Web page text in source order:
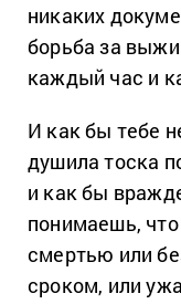
никаких
борьба за
каждый час и
И как бы тебе
душила тоска
и как бы
понимаешь,
смертью или
сроком, или